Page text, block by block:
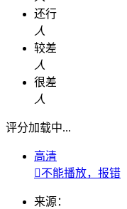
还行
人
较差
人
很差
人
评分加载中...
高清
不能播放，报错
来源：